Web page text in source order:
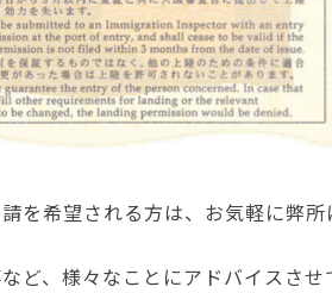
請を希望される方は、お気軽に弊所
ど、様々なことにアドバイスさせ